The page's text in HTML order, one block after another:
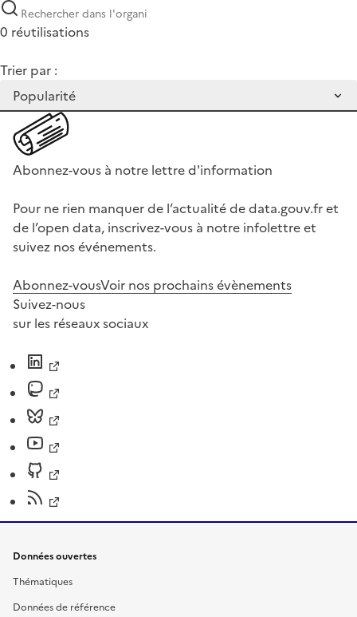
0 réutilisations
Trier par :
Abonnez-vous à notre lettre d'information
Pour ne rien manquer de l’actualité de data.gouv.fr et
de l’open data, inscrivez-vous à notre infolettre et
suivez nos événements.
Abonnez-vousVoir nos prochains évènements
Suivez-nous
sur les réseaux sociaux
Données ouvertes
Thématiques
Données de référence